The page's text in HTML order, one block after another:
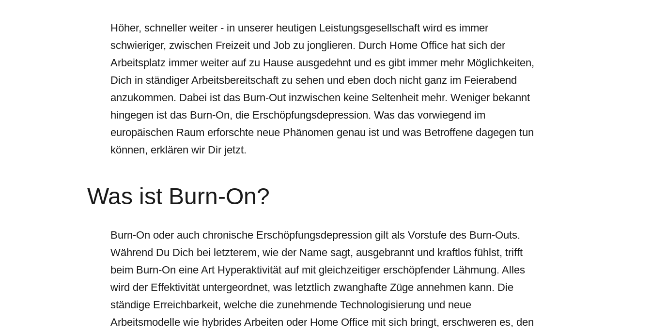
Höher, schneller weiter - in unserer heutigen Leistungsgesellschaft wird es immer
schwieriger, zwischen Freizeit und Job zu jonglieren. Durch Home Office hat sich der
Arbeitsplatz immer weiter auf zu Hause ausgedehnt und es gibt immer mehr Möglichkeiten,
Dich in ständiger Arbeitsbereitschaft zu sehen und eben doch nicht ganz im Feierabend
anzukommen. Dabei ist das Burn-Out inzwischen keine Seltenheit mehr. Weniger bekannt
hingegen ist das Burn-On, die Erschöpfungsdepression. Was das vorwiegend im
europäischen Raum erforschte neue Phänomen genau ist und was Betroffene dagegen tun
können, erklären wir Dir jetzt.
Was ist Burn-On?
Burn-On oder auch chronische Erschöpfungsdepression gilt als Vorstufe des Burn-Outs.
Während Du Dich bei letzterem, wie der Name sagt, ausgebrannt und kraftlos fühlst, trifft
beim Burn-On eine Art Hyperaktivität auf mit gleichzeitiger erschöpfender Lähmung. Alles
wird der Effektivität untergeordnet, was letztlich zwanghafte Züge annehmen kann. Die
ständige Erreichbarkeit, welche die zunehmende Technologisierung und neue
Arbeitsmodelle wie hybrides Arbeiten oder Home Office mit sich bringt, erschweren es, den